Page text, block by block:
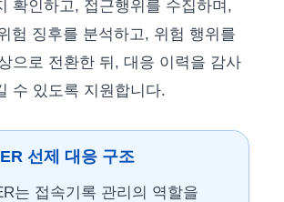
확인하고, 접근행위를 수집하며,
험 징후를 분석하고, 위험 행위를
으로 전환한 뒤, 대응 이력을 감사
수 있도록 지원합니다.
선제 대응 구조
는 접속기록 관리의 역할을